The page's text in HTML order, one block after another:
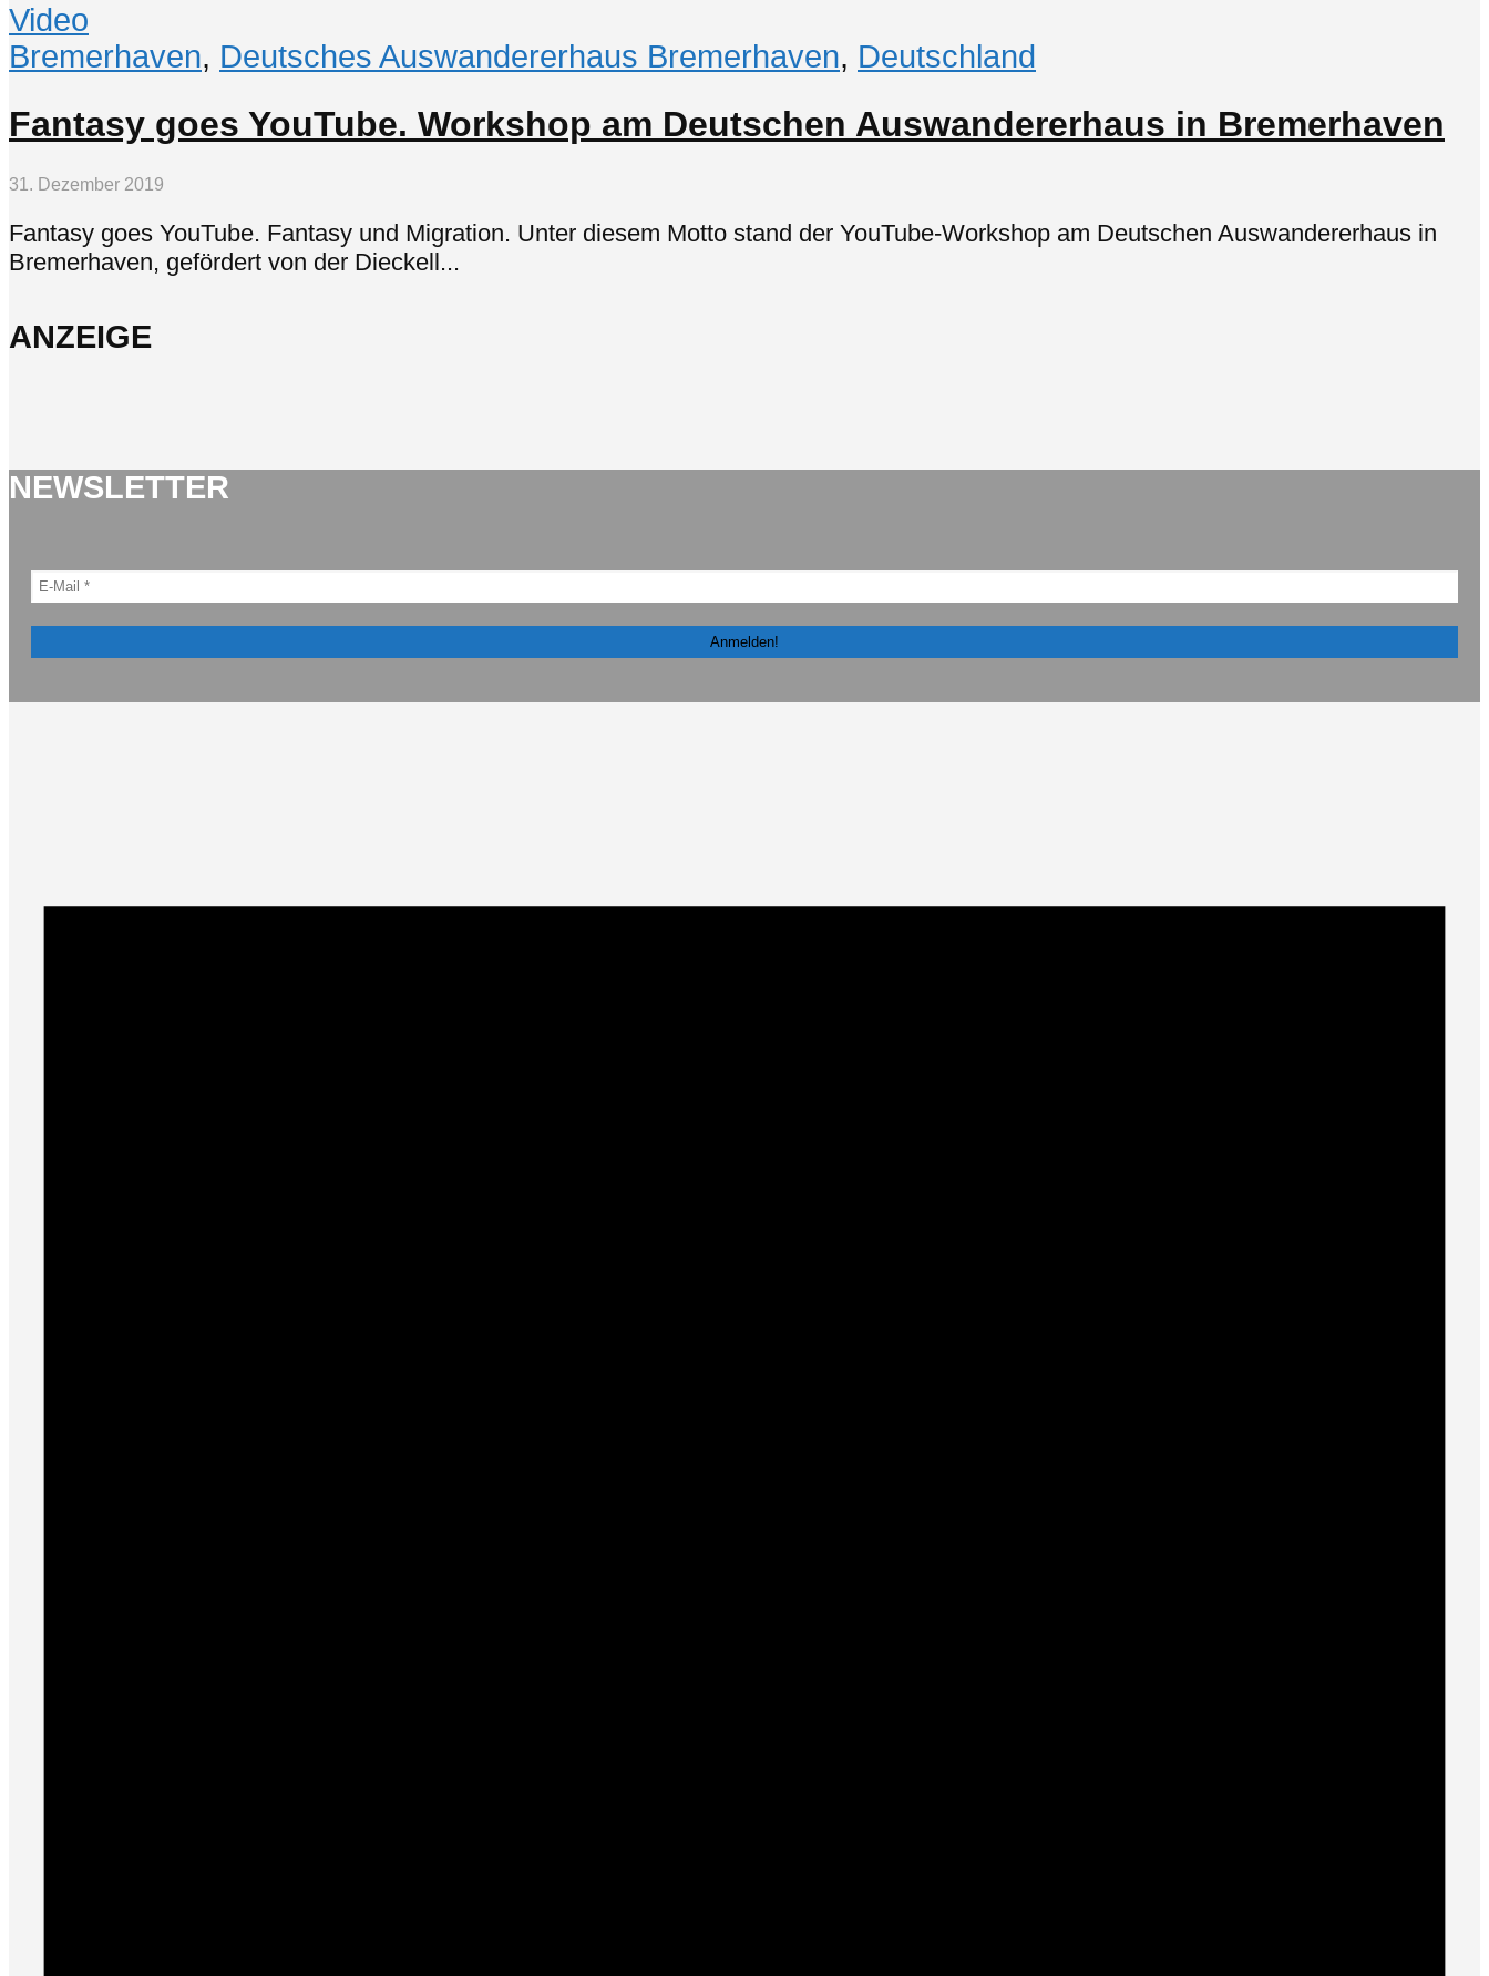
Video
Bremerhaven, Deutsches Auswandererhaus Bremerhaven, Deutschland
Fantasy goes YouTube. Workshop am Deutschen Auswandererhaus in Bremerhaven
31. Dezember 2019
Fantasy goes YouTube. Fantasy und Migration. Unter diesem Motto stand der YouTube-Workshop am Deutschen Auswandererhaus in
Bremerhaven, gefördert von der Dieckell...
ANZEIGE
NEWSLETTER